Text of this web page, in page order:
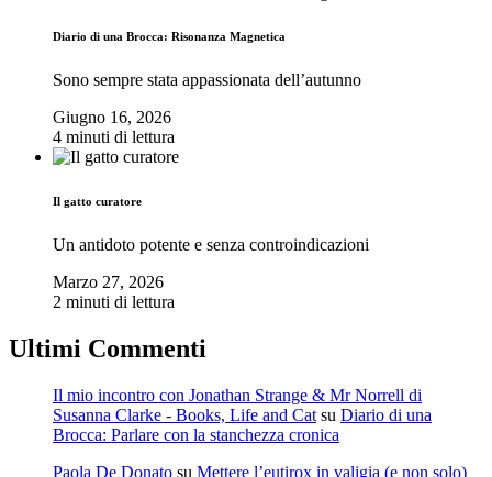
Diario di una Brocca: Risonanza Magnetica
Sono sempre stata appassionata dell’autunno
Giugno 16, 2026
4 minuti di lettura
Il gatto curatore
Un antidoto potente e senza controindicazioni
Marzo 27, 2026
2 minuti di lettura
Ultimi Commenti
Il mio incontro con Jonathan Strange & Mr Norrell di
Susanna Clarke - Books, Life and Cat su Diario di una
Brocca: Parlare con la stanchezza cronica
Paola De Donato su Mettere l’eutirox in valigia (e non solo)